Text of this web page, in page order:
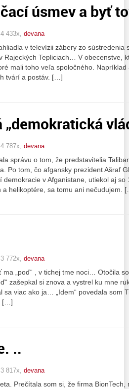
úsmev a byť
433x, devana
v televízii zábery zo sústredenia
Rajeckých Tepliciach… V obecenstve,
mali toho veľa spoločného.
tvárí a postáv. […]
787x, devana
správu o tom, že predstavitelia
Po tom, čo afgansky prezident Ašraf
v Afganistane, utiekol aj so
a helikoptére, sa tomu ani nečudujem.
772x, devana
ma „poď“ , v tichej tme noci… Otočila
zašepkal si znova a vystrel ku mne
sa viac ako ja… „Idem“ povedala som
[…]
..
817x, devana
Prečítala som si, že firma